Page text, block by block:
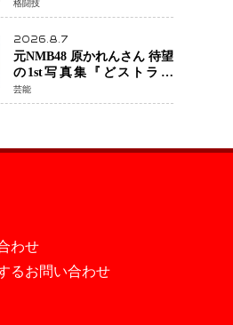
SAMURAI 2」決戦へ万全の
準備整う
格闘技
2026.8.7
元NMB48 原かれんさん 待望
の1st写真集『どストライ
ク』発売決定 バリで魅せる
25歳の新境地
芸能
わせ
るお問い合わせ